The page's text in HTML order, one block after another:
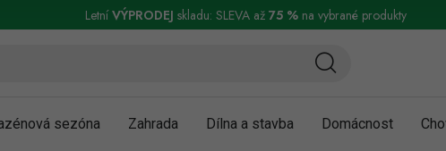
Vrácení a reklamace Podmínky ochrany osobních údajů Obchodní
LetníVÝPRODEJ skladu: SLEVA až 75 %na vybrané produkty
sezóna Zahrada Dílna a stavba Domácnost